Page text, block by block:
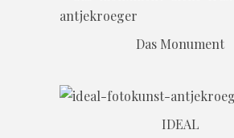
Das Monument
IDEAL